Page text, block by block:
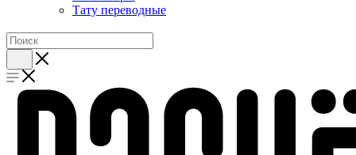
Тату переводные